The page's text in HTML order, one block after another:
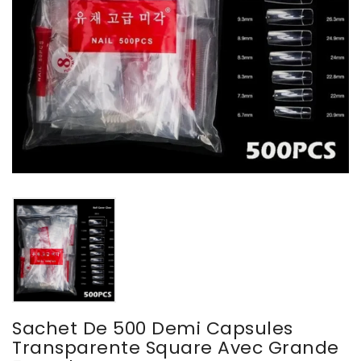
Sachet De 500 Demi Capsules
Transparente Square Avec Grande